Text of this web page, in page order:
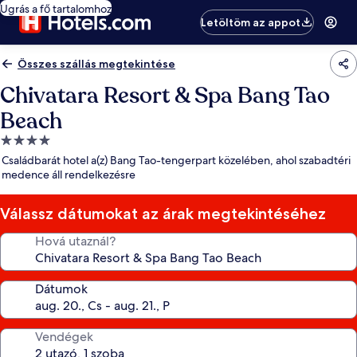
Ugrás a fő tartalomhoz
Letöltöm az appot
Összes szállás megtekintése
Chivatara Resort & Spa Bang Tao
Beach
4.0
csillagos
szálláshely
Családbarát hotel a(z) Bang Tao-tengerpart közelében, ahol szabadtéri
medence áll rendelkezésre
Válassz dátumokat az árak megtekintéséhez
Hová utaznál?
Dátumok
Vendégek